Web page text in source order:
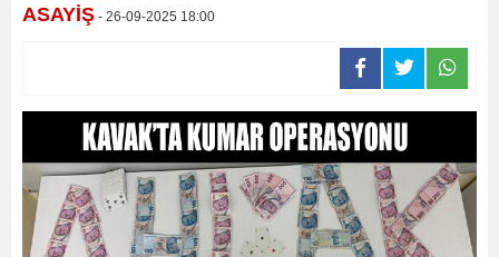
ASAYİŞ - 26-09-2025 18:00